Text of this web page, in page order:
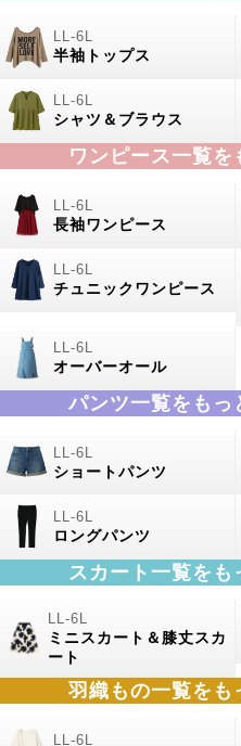
半袖トップス
シャツ＆ブラウス
ワンピース一覧を
長袖ワンピース
チュニックワンピース
オーバーオール
パンツ一覧をもっ
ショートパンツ
ロングパンツ
スカート一覧をも
ミニスカート＆膝丈スカ
ート
羽織もの一覧をも